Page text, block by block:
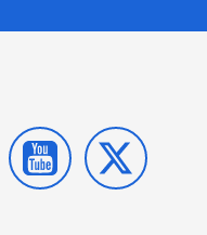
YOUTUBE
X